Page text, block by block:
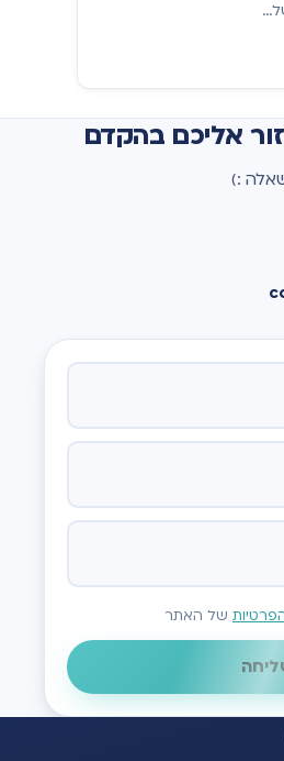
אליכם בהקדם
:)
של האתר